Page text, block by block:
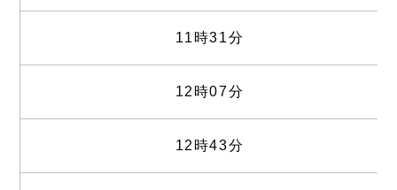
11時31分
12時07分
12時43分